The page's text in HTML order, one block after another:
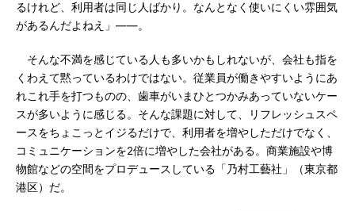
るけれど、利用者は同じ人ばかり。なんとなく使いにくい雰囲気
があるんだよねえ」――。
そんな不満を感じている人も多いかもしれないが、会社も指を
くわえて黙っているわけではない。従業員が働きやすいようにあ
れこれ手を打つものの、歯車がいまひとつかみあっていないケー
スが多いように感じる。そんな課題に対して、リフレッシュスペ
ースをちょこっとイジるだけで、利用者を増やしただけでなく、
コミュニケーションを2倍に増やした会社がある。商業施設や博
物館などの空間をプロデュースしている「乃村工藝社」（東京都
港区）だ。